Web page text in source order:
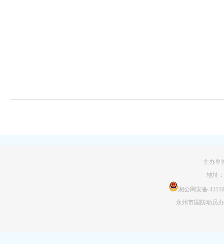
主办单
地址
湘公网安备
永州市国防动员